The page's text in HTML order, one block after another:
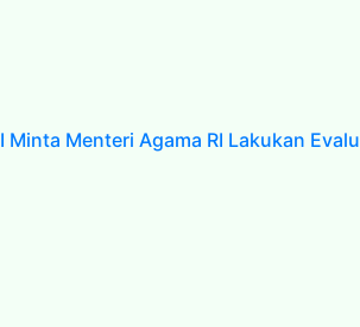
Menteri Agama RI Lakukan